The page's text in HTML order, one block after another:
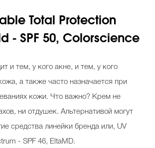
Total Protection
- SPF 50, Colorscience
и тем, у кого акне, и тем, у кого
а также часто назначается при
кожи. Что важно? Крем не
ни отдушек. Альтернативой могут
средства линейки бренда или, UV
- SPF 46, EltaMD.